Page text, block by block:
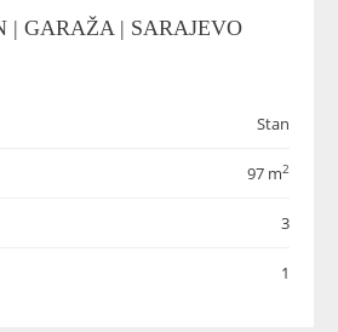
| GARAŽA | SARAJEVO
Stan
97 m2
3
1